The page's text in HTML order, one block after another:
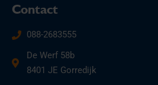
Contact
088-2683555
De Werf 58b
8401 JE Gorredijk